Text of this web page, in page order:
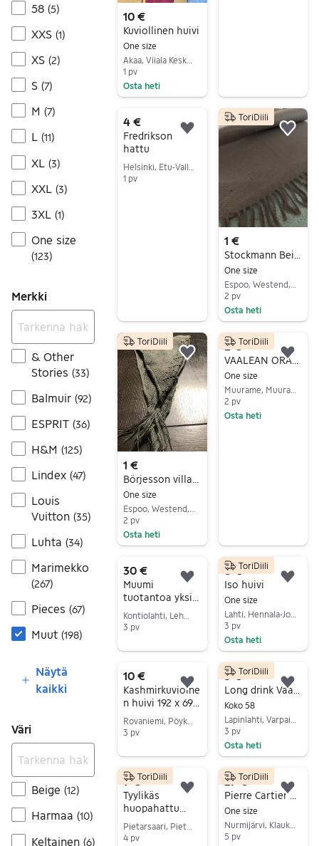
58 (5)
XXS (1)
XS (2)
S (7)
M (7)
L (11)
XL (3)
XXL (3)
3XL (1)
One size
(123)
Merkki
& Other
Stories (33)
Balmuir (92)
ESPRIT (36)
H&M (125)
Lindex (47)
Louis
Vuitton (35)
Luhta (34)
Marimekko
(267)
Pieces (67)
Muut (198)
Näytä
kaikki
Väri
Beige (12)
Harmaa (10)
Keltainen (6)
10 €
Kuviollinen huivi
One size
1 pv
Osta heti
4 €
Fredrikson
hattu
1 pv
Lisää suosikiksi.
1 €
One size
2 pv
Osta heti
ToriDiili
1 €
Börjesson villa huivi kolmio siisti ehjä brandi laatu upea
One size
2 pv
Osta heti
ToriDiili
Lisää suosikiksi.
2 €
One size
Muurame, Muurame Keskus, Keski-Suomi
2 pv
Osta heti
ToriDiili
30 €
Muumi
tuotantoa yksi
koko
3 pv
Lisää suosikiksi.
Siirry ilmoitukseen
8 €
Iso huivi
One size
Lahti, Hennala-Jokimaa, Päijät-Häme
3 pv
Osta heti
ToriDiili
10 €
Kashmirkuvioine
n huivi 192 x 69
cm
3 pv
Lisää suosikiksi.
Siirry ilmoitukseen
5 €
Long drink Vaaleanpunainen hattu
Koko 58
3 pv
Osta heti
ToriDiili
9 €
Tyylikäs
huopahattu
MARY PIHLAVA,
57, uusi kaunis
4 pv
ToriDiili
Lisää suosikiksi.
27 €
Pierre Cartier huivi vintage
One size
Nurmijärvi, Klaukkala, Uusimaa
5 pv
ToriDiili